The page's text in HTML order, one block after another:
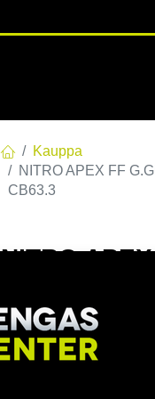
Kauppa
NITRO APEX FF
CB63.3
NITRO
C63,30 60
EAN:7332818113515
295,00€ / kpl